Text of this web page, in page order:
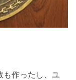
も作ったし、ユ